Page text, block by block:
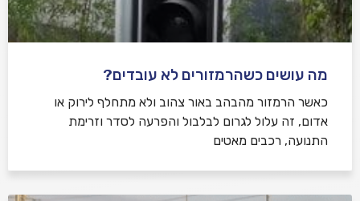
מה עושים כשהרמזורים לא עובדים?
כאשר הרמזור מהבהב באור צהוב ולא מתחלף לירוק או
אדום, זה עלול לגרום לבלבול והפרעה לסדר וזרימת
התנועה, רכבים מאטים